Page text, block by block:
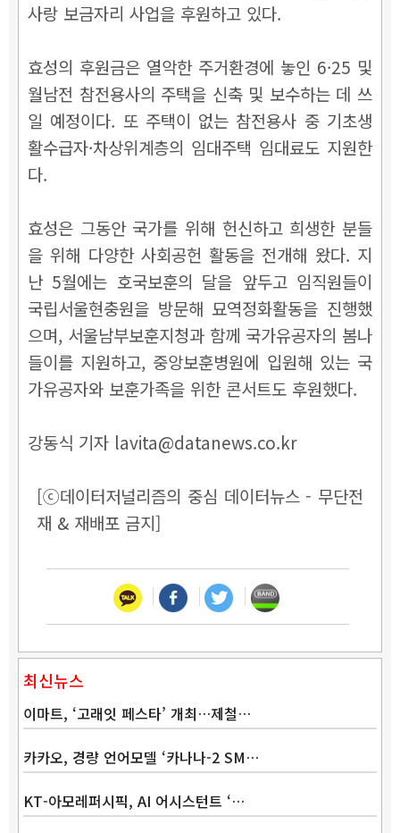
사랑 보금자리 사업을 후원하고 있다.
효성의 후원금은 열악한 주거환경에 놓인 6·25 및
월남전 참전용사의 주택을 신축 및 보수하는 데 쓰
일 예정이다. 또 주택이 없는 참전용사 중 기초생
활수급자·차상위계층의 임대주택 임대료도 지원한
다.
효성은 그동안 국가를 위해 헌신하고 희생한 분들
을 위해 다양한 사회공헌 활동을 전개해 왔다. 지
난 5월에는 호국보훈의 달을 앞두고 임직원들이
국립서울현충원을 방문해 묘역정화활동을 진행했
으며, 서울남부보훈지청과 함께 국가유공자의 봄나
들이를 지원하고, 중앙보훈병원에 입원해 있는 국
가유공자와 보훈가족을 위한 콘서트도 후원했다.
강동식 기자 lavita@datanews.co.kr
[ⓒ데이터저널리즘의 중심 데이터뉴스 - 무단전
재 & 재배포 금지]
최신뉴스
이마트, ‘고래잇 페스타’ 개최…제철…
카카오, 경량 언어모델 ‘카나나-2 SM…
KT-아모레퍼시픽, AI 어시스턴트 ‘…